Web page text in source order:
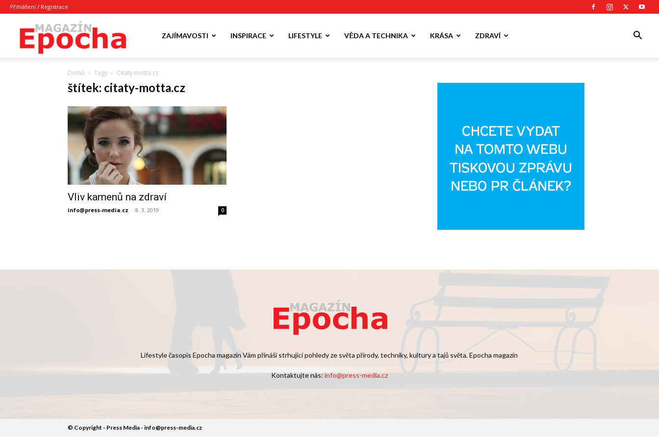
Přihlášení / Registrace
ZAJÍMAVOSTI INSPIRACE LIFESTYLE VĚDA A TECHNIKA KRÁSA ZDRAVÍ
Domů Tagy Citaty-motta.cz
štítek: citaty-motta.cz
Vliv kamenů na zdraví
info@press-media.cz - 8. 3. 2019 0
Lifestyle časopis Epocha magazín Vám přináší strhující pohledy ze světa přírody, techniky, kultury a tajů světa. Epocha magazín
Kontaktujte nás:info@press-media.cz
© Copyright - Press Media - info@press-media.cz